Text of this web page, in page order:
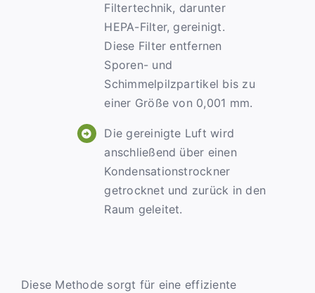
Filtertechnik, darunter
HEPA-Filter, gereinigt.
Diese Filter entfernen
Sporen- und
Schimmelpilzpartikel bis zu
einer Größe von 0,001 mm.
Die gereinigte Luft wird
anschließend über einen
Kondensationstrockner
getrocknet und zurück in den
Raum geleitet.
Diese Methode sorgt für eine effiziente